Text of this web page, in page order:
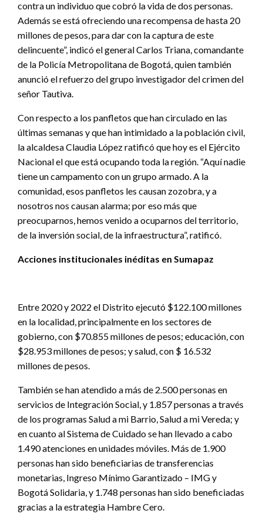
contra un individuo que cobró la vida de dos personas.
Además se está ofreciendo una recompensa de hasta 20
millones de pesos, para dar con la captura de este
delincuente”, indicó el general Carlos Triana, comandante
de la Policía Metropolitana de Bogotá, quien también
anunció el refuerzo del grupo investigador del crimen del
señor Tautiva.
Con respecto a los panfletos que han circulado en las
últimas semanas y que han intimidado a la población civil,
la alcaldesa Claudia López ratificó que hoy es el Ejército
Nacional el que está ocupando toda la región. “Aquí nadie
tiene un campamento con un grupo armado. A la
comunidad, esos panfletos les causan zozobra, y a
nosotros nos causan alarma; por eso más que
preocuparnos, hemos venido a ocuparnos del territorio,
de la inversión social, de la infraestructura”, ratificó.
Acciones institucionales inéditas en Sumapaz
Entre 2020 y 2022 el Distrito ejecutó $122.100 millones
en la localidad, principalmente en los sectores de
gobierno, con $70.855 millones de pesos; educación, con
$28.953 millones de pesos; y salud, con $ 16.532
millones de pesos.
También se han atendido a más de 2.500 personas en
servicios de Integración Social, y 1.857 personas a través
de los programas Salud a mi Barrio, Salud a mi Vereda; y
en cuanto al Sistema de Cuidado se han llevado a cabo
1.490 atenciones en unidades móviles. Más de 1.900
personas han sido beneficiarias de transferencias
monetarias, Ingreso Mínimo Garantizado – IMG y
Bogotá Solidaria, y 1.748 personas han sido beneficiadas
gracias a la estrategia Hambre Cero.